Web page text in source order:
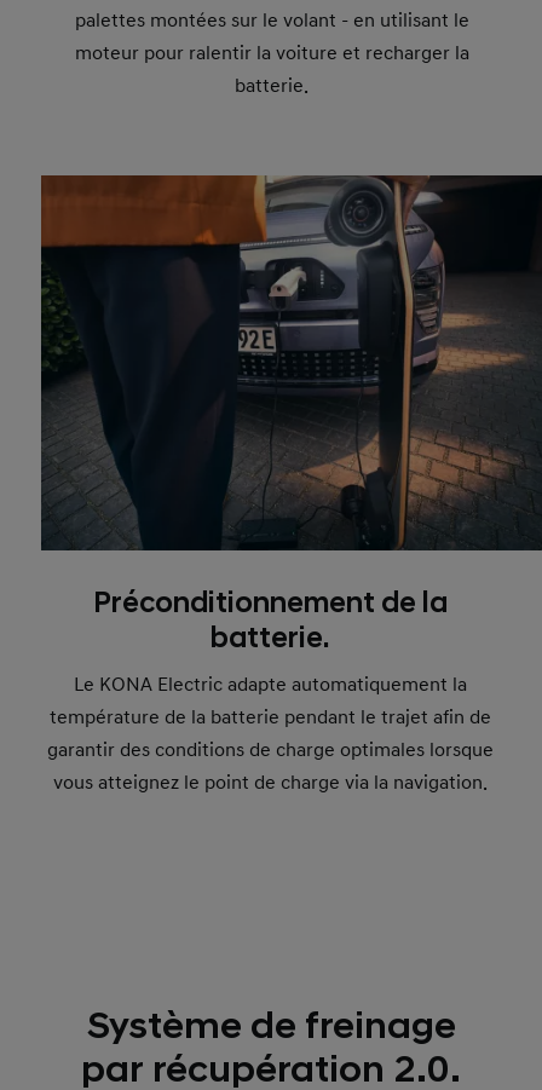
palettes montées sur le volant - en utilisant le
moteur pour ralentir la voiture et recharger la
batterie.
Préconditionnement de la
batterie.
Le KONA Electric adapte automatiquement la
température de la batterie pendant le trajet afin de
garantir des conditions de charge optimales lorsque
vous atteignez le point de charge via la navigation.
Système de freinage
par récupération 2.0.